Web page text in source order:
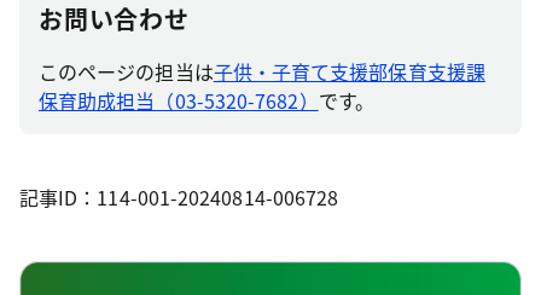
お問い合わせ
このページの担当は子供・子育て支援部保育支援課
保育助成担当（03-5320-7682） です。
記事ID：114-001-20240814-006728